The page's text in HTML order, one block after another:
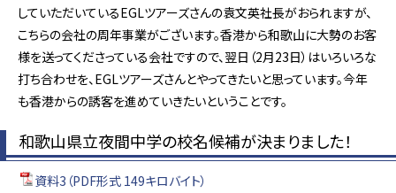
していただいているEGLツアーズさんの袁文英社長がおられますが、
こちらの会社の周年事業がございます。香港から和歌山に大勢のお客
様を送ってくださっている会社ですので、翌日（2月23日）はいろいろな
打ち合わせを、EGLツアーズさんとやってきたいと思っています。今年
も香港からの誘客を進めていきたいということです。
和歌山県立夜間中学の校名候補が決まりました！
資料3（PDF形式 149キロバイト）